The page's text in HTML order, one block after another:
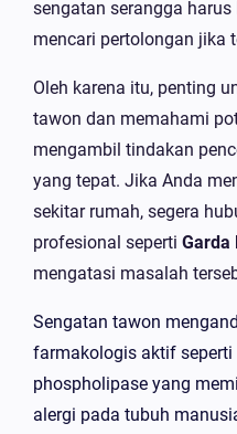
sengatan serangga
mencari pertolongan jika
Oleh karena itu, penting
tawon dan memahami
mengambil tindakan
yang tepat. Jika Anda
sekitar rumah, segera
profesional seperti Garda
mengatasi masalah
Sengatan tawon
farmakologis aktif
phospholipase yang
alergi pada tubuh